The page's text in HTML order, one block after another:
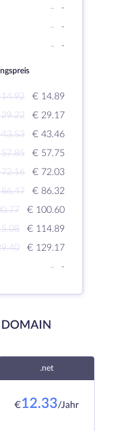
-
-
-
-
- -
€ 14.89
€ 29.17
€ 43.46
€ 57.75
€ 72.03
€ 86.32
€ 100.60
€ 114.89
€ 129.17
- -
DOMAIN
.net
€12.33/Jahr